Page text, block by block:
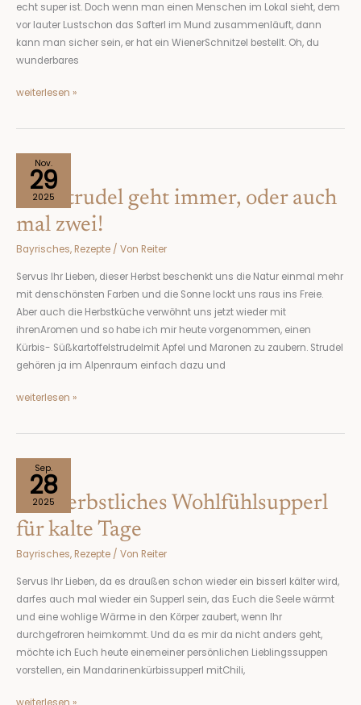
echt super ist. Doch wenn man einen Menschen im Lokal sieht, dem
vor lauter Lustschon das Safterl im Mund zusammenläuft, dann
kann man sicher sein, er hat ein WienerSchnitzel bestellt. Oh, du
wunderbares
weiterlesen »
Nov.
29
2025
Ein Strudel geht immer, oder auch
mal zwei!
Bayrisches, Rezepte / Von Reiter
Servus Ihr Lieben, dieser Herbst beschenkt uns die Natur einmal mehr
mit denschönsten Farben und die Sonne lockt uns raus ins Freie.
Aber auch die Herbstküche verwöhnt uns jetzt wieder mit
ihrenAromen und so habe ich mir heute vorgenommen, einen
Kürbis- Süßkartoffelstrudelmit Apfel und Maronen zu zaubern. Strudel
gehören ja im Alpenraum einfach dazu und
Strudel
geht
immer,
oder
auch
weiterlesen »
Sep.
28
2025
Ein herbstliches Wohlfühlsupperl
für kalte Tage
Bayrisches, Rezepte / Von Reiter
Servus Ihr Lieben, da es draußen schon wieder ein bisserl kälter wird,
darfes auch mal wieder ein Supperl sein, das Euch die Seele wärmt
und eine wohlige Wärme in den Körper zaubert, wenn Ihr
durchgefroren heimkommt. Und da es mir da nicht anders geht,
möchte ich Euch heute einemeiner persönlichen Lieblingssuppen
vorstellen, ein Mandarinenkürbissupperl mitChili,
herbstliches
Wohlfühlsupperl
für
kalte
Tage